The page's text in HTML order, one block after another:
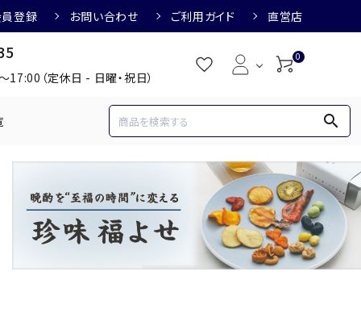
登録 お問い合わせ ご利用ガイド 直営店
（定休日 - 日曜・祝日）
0
焼酎におすすめ
円 3,001円～4,000円
search